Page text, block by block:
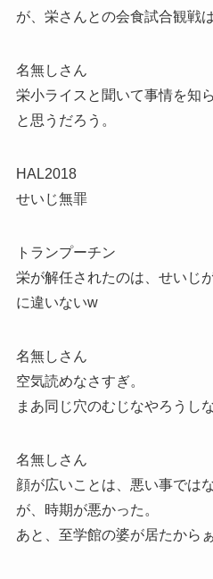
が、栄さんとの会食試合観戦
名無しさん
栄小ライスと聞いて事情を知
と思うだろう。
HAL2018
せいじ無罪
トランプーチン
栄が解任されたのは、せいじ
に違いないw
名無しさん
空気読めなさすぎ。
まあ同じ穴のむじなやろうしな
名無しさん
顔が広いことは、悪い事ではな
が、時期が悪かった。
あと、至学館の婆が居たから